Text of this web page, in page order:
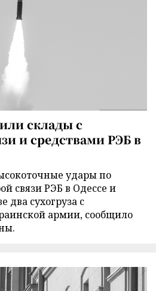
склады с
и средствами РЭБ в
удары по
связи РЭБ в Одессе и
два сухогруза с
армии, сообщило